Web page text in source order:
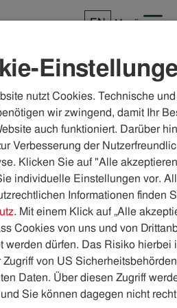
EN Menü
ikb.at
Presse
Netzsanierung in der
in
Innsbruck sicher mit Wasser,
nutzt Cookies. Technische
wir zwingend, damit Ihr
auch funktioniert. Darüber
Verbesserung der
Klicken Sie auf "Alle
individuelle Einstellungen vor.
Informationen finden
. Mit einem Klick auf „Alle
Cookies von uns und von
werden dürfen. Das Risiko hierbei
Zugriff von US
Daten. Über diesen Zugriff
Sie können dagegen nicht